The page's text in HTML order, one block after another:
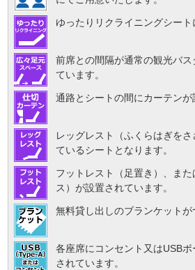
ゆったりリクライニングシート
前席との間隔が通常の観光バ
ています。
通路とシートの間にカーテンが
レッグレスト（ふくらはぎを
ているシートとなります。
フットレスト（足置き）、ま
ス）が設置されています。
無料貸し出しのブランケットが
各座席にコンセント又はUSB
されています。